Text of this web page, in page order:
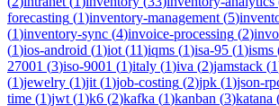
forecasting (1)inventory-management (5)
(1)inventory-sync (4)invoice-processing (2)
(1)ios-android (1)iot (11)iqms (1)isa-95 (1)isms
27001 (3)iso-9001 (1)italy (1)iva (2)jamstack (1
(1)jewelry (1)jit (1)job-costing (2)jpk (1)json-
time (1)jwt (1)k6 (2)kafka (1)kanban (3)katana